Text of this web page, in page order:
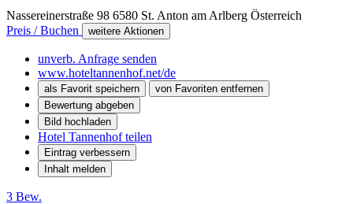
Nassereinerstraße 98 6580 St. Anton am Arlberg Österreich
Preis / Buchen
weitere Aktionen
unverb. Anfrage senden
www.hoteltannenhof.net/de
als Favorit speichern
von Favoriten entfernen
Bewertung abgeben
Bild hochladen
Hotel Tannenhof teilen
Eintrag verbessern
Inhalt melden
3 Bew.